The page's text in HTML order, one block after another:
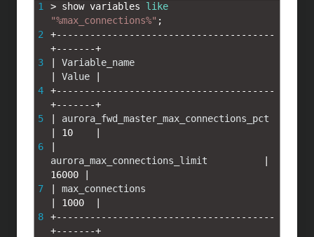
t
n
c
o
n
1
2
3
4
5
6
7
8
> show variables like
"%max_connections%" ;
+-- -- -- -- -- -- -- -- -- -- -- -- -- -- -- -- -- -- -- -
+-- -- -- -+
Variable_name
Value
+-- -- -- -- -- -- -- -- -- -- -- -- -- -- -- -- -- -- -- -
+-- -- -- -+
aurora_fwd_master_max_connections_pct
10
aurora_max_connections_limit
16000
max_connections
1000
+-- -- -- -- -- -- -- -- -- -- -- -- -- -- -- -- -- -- -- -
+-- -- -- -+